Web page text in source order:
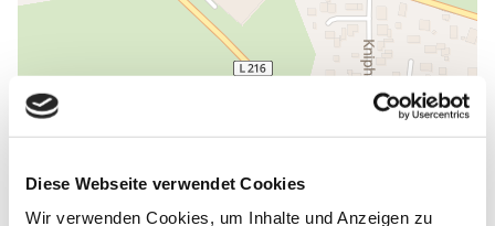
Diese Webseite verwendet Cookies
Wir verwenden Cookies, um Inhalte und Anzeigen zu